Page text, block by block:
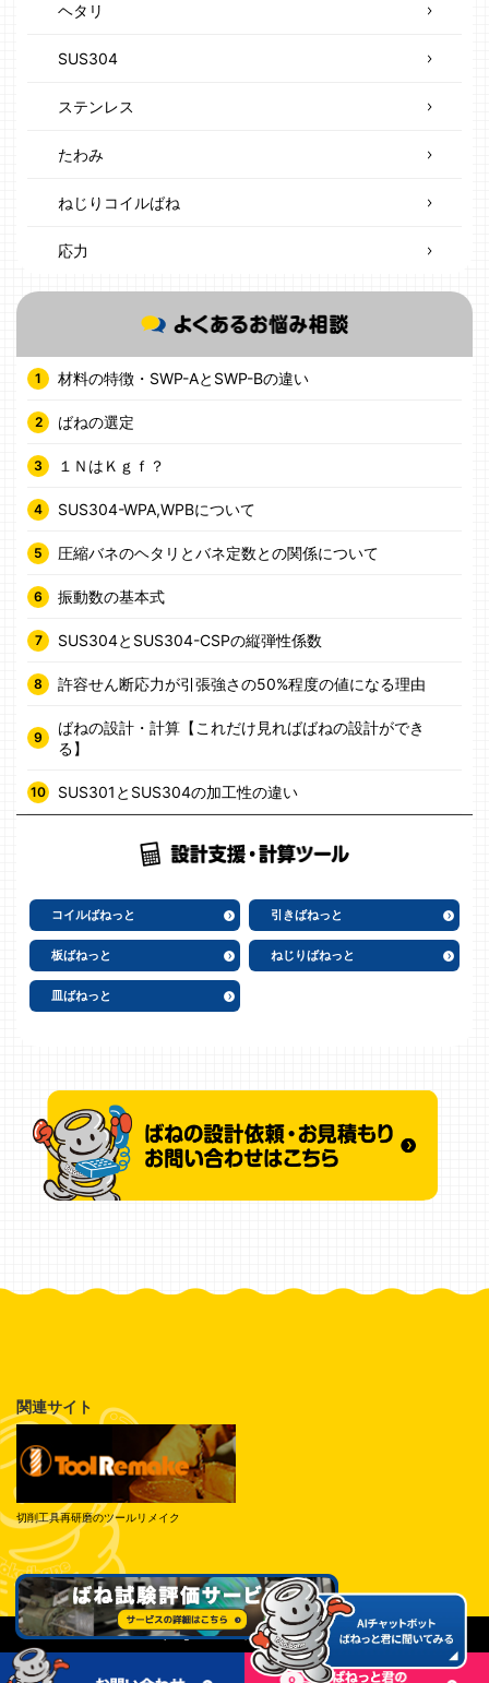
ヘタリ
SUS304
ステンレス
たわみ
ねじりコイルばね
応力
材料の特徴・SWP-AとSWP-Bの違い
ばねの選定
１ＮはＫｇｆ？
SUS304-WPA,WPBについて
圧縮バネのヘタリとバネ定数との関係について
振動数の基本式
SUS304とSUS304-CSPの縦弾性係数
許容せん断応力が引張強さの50%程度の値になる理由
ばねの設計・計算【これだけ見ればばねの設計ができ
る】
SUS301とSUS304の加工性の違い
コイルばねっと 引きばねっと
板ばねっと ねじりばねっと
皿ばねっと
関連サイト
切削工具再研磨のツールリメイク
© Tokai Spring Industries, Inc. All Rights Reserved.